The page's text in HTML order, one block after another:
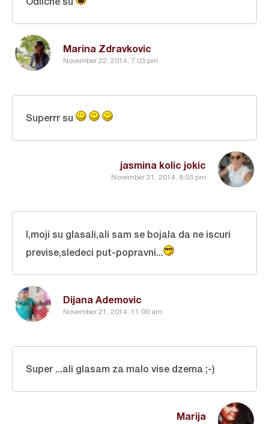
Marina Zdravkovic
November 22, 2014, 7:03 pm
jasmina kolic jokic
November 21, 2014, 8:03 pm
Superrr su
Dijana Ademovic
November 21, 2014, 11:00 am
I,moji su glasali,ali sam se bojala da ne iscuri
previse,sledeci put-popravni...
Marija
Super ...ali glasam za malo vise dzema ;-)